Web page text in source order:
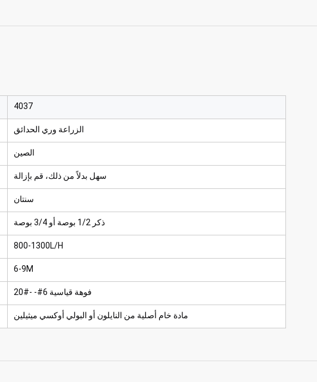
4037
الزراعة وري الحدائق
الصين
سهل بدلاً من ذلك، قم بإزالة
سنتان
ذكر 1/2 بوصة أو 3/4 بوصة
800-1300L/H
6-9M
فوهة قياسية 6#- -#20
مادة خام أصلية من النايلون أو البولي أوكسي ميثيلين